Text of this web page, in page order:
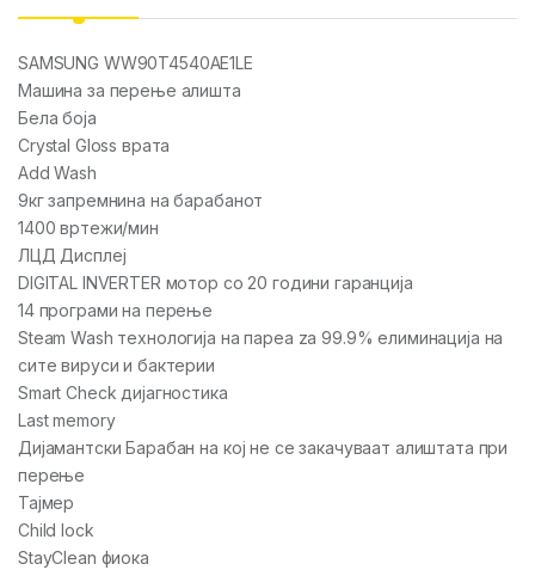
SAMSUNG WW90T4540AE1LE
Машина за перење алишта
Бела боја
Crystal Gloss врата
Add Wash
9кг запремнина на барабанот
1400 вртежи/мин
ЛЦД Дисплеј
DIGITAL INVERTER мотор со 20 години гаранција
14 програми на перење
Steam Wash технологија на пареа za 99.9% елиминација на
сите вируси и бактерии
Smart Check дијагностика
Last memory
Дијамантски Барабан на кој не се закачуваат алиштата при
перење
Тајмер
Child lock
StayClean фиока